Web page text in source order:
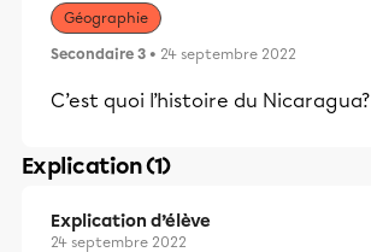
Géographie
Secondaire 3 • 24 septembre 2022
C’est quoi l’histoire du Nicaragua?
Explication (1)
Explication d’élève
24 septembre 2022